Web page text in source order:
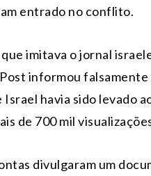
entrado no conflito.
imitava o jornal
informou
havia sido levado
de 700 mil
divulgaram um